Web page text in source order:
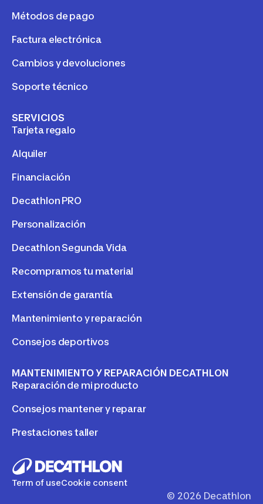
Métodos de pago
Factura electrónica
Cambios y devoluciones
Soporte técnico
SERVICIOS
Tarjeta regalo
Alquiler
Financiación
Decathlon PRO
Personalización
Decathlon Segunda Vida
Recompramos tu material
Extensión de garantía
Mantenimiento y reparación
Consejos deportivos
MANTENIMIENTO Y REPARACIÓN DECATHLON
Reparación de mi producto
Consejos mantener y reparar
Prestaciones taller
Term of useCookie consent
© 2026 Decathlon